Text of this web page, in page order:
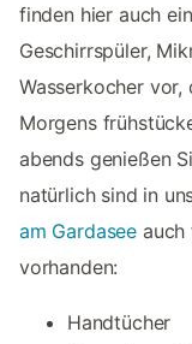
finden hier auch
Geschirrspüler,
Wasserkocher vor,
Morgens
abends genießen
natürlich sind in
am Gardasee auch
vorhanden:
Handtücher